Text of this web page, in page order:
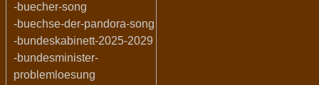
-buecher-song
-buechse-der-pandora-song
-bundeskabinett-2025-2029
-bundesminister-
problemloesung